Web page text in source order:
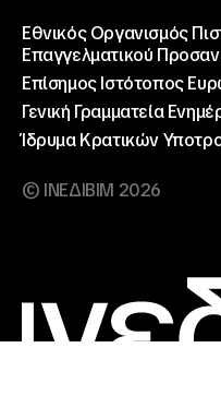
Εθνικός Οργανισμός
Επαγγελματικού
Επίσημος Ιστότοπος
Γενική Γραμματεία
Ίδρυμα Κρατικών
© ΙΝΕΔΙΒΙΜ 2026